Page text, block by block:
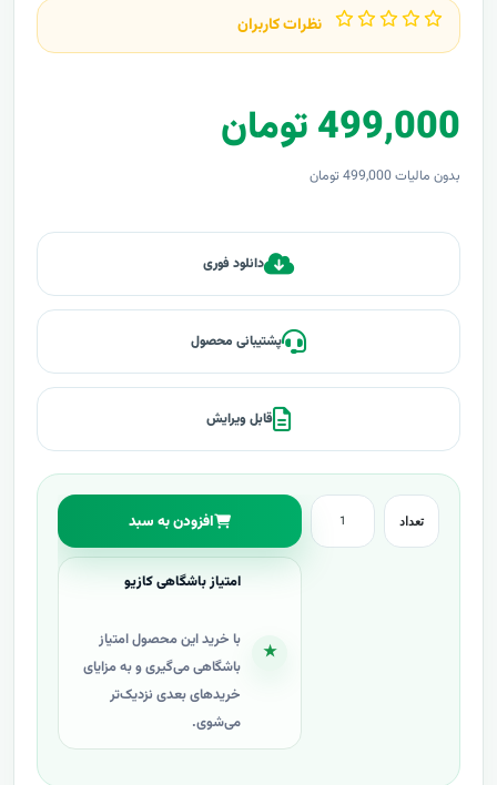
نظرات کاربران
499,000 تومان
بدون مالیات 499,000 تومان
دانلود فوری
پشتیبانی محصول
قابل ویرایش
تعداد افزودن به سبد
★
امتیاز باشگاهی کازیو
با خرید این محصول امتیاز
باشگاهی می‌گیری و به مزایای
خریدهای بعدی نزدیک‌تر
می‌شوی.